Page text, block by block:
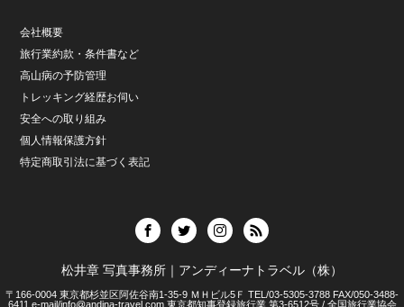
会社概要
旅行業約款・条件書など
高山病の予防管理
トレッキング経歴お伺い
安全への取り組み
個人情報保護方針
特定商取引法に基づく表記
松井章 写真事務所｜アンディーナトラベル（株）
〒166-0004 東京都杉並区阿佐谷南1-35-9 ＭＨビル5Ｆ TEL/03-5305-3788 FAX/050-3488-
6411 e-mail/info@andina-travel.com 東京都知事登録旅行業 第3-6512号 / 全国旅行業協会